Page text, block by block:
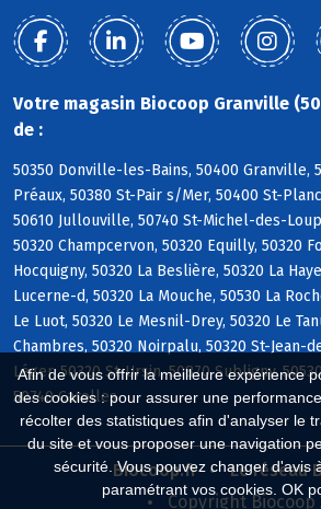
Afin de vous offrir la meilleure expérience
des cookies : pour assurer une
récolter des statistiques afin d'analyser le
du site et vous proposer une navigation
sécurité. Vous pouvez changer d'avis
paramétrant vos cookies. OK
Votre magasin Biocoop Granville
de :
50350 Donville-les-Bains, 50400 Granville,
Préaux, 50380 St-Pair s/Mer, 50400 St-
50610 Jullouville, 50740 St-Michel-des-
50320 Champcervon, 50320 Equilly, 50320
Hocquigny, 50320 La Beslière, 50320 La
Lucerne-d, 50320 La Mouche, 50530 La
Le Luot, 50320 Le Mesnil-Drey, 50320 Le
Chambres, 50320 Noirpalu, 50320 St-Jean-
Léger, 50320 St-Ursin, 50870 Subligny,
50740 Carolles
Biocoop.fr
Le réseau
Copyright Biocoop